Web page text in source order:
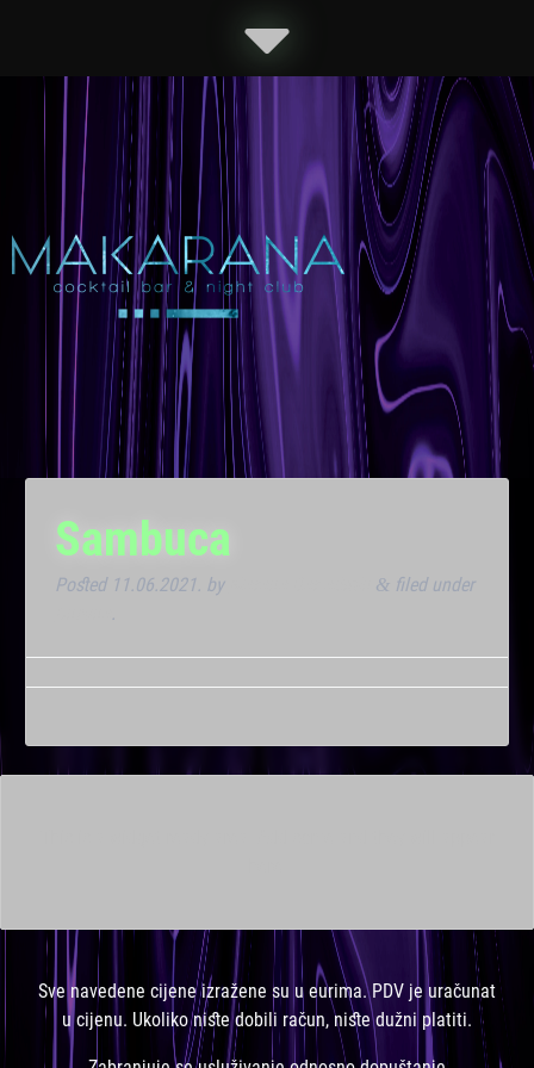
Sambuca
Posted 11.06.2021. by & filed under
.
Sve navedene cijene izražene su u eurima. PDV je uračunat
u cijenu. Ukoliko niste dobili račun, niste dužni platiti.